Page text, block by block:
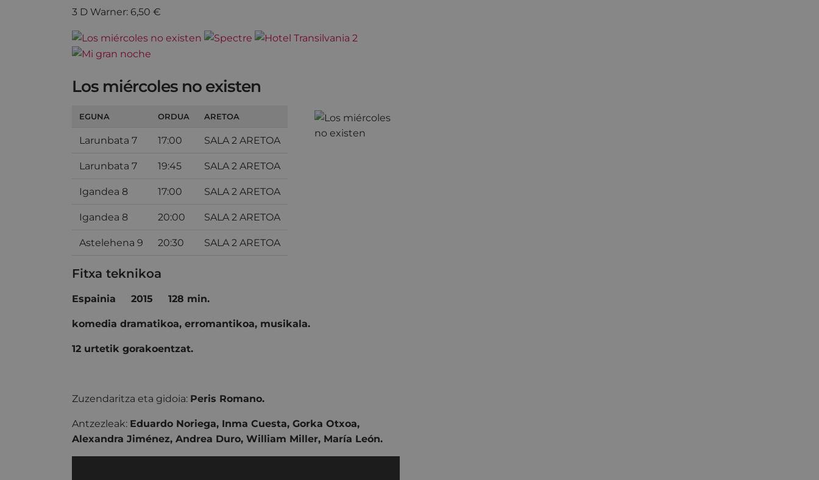
3 D Warner: 6,50 €
Los miércoles no existen
EGUNA ORDUA ARETOA
Larunbata 7 17:00 SALA 2 ARETOA
Larunbata 7 19:45 SALA 2 ARETOA
Igandea 8 17:00 SALA 2 ARETOA
Igandea 8 20:00 SALA 2 ARETOA
Astelehena 9 20:30 SALA 2 ARETOA
Fitxa teknikoa
Espainia 2015 128 min.
komedia dramatikoa, erromantikoa, musikala.
12 urtetik gorakoentzat.
Zuzendaritza eta gidoia: Peris Romano.
Antzezleak: Eduardo Noriega, Inma Cuesta, Gorka Otxoa,
Alexandra Jiménez, Andrea Duro, William Miller, María León.